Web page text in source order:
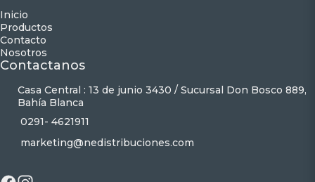
Inicio
Productos
Contacto
Nosotros
Contactanos
Casa Central : 13 de junio 3430 / Sucursal Don Bosco 889,
Bahía Blanca
0291- 4621911
marketing@nedistribuciones.com